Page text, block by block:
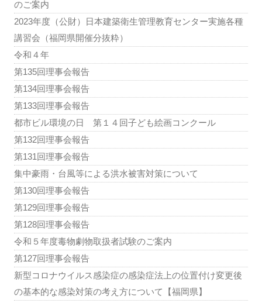
のご案内
2023年度（公財）日本建築衛生管理教育センター実施各種
講習会（福岡県開催分抜粋）
令和４年
第135回理事会報告
第134回理事会報告
第133回理事会報告
都市ビル環境の日 第１４回子ども絵画コンクール
第132回理事会報告
第131回理事会報告
集中豪雨・台風等による洪水被害対策について
第130回理事会報告
第129回理事会報告
第128回理事会報告
令和５年度毒物劇物取扱者試験のご案内
第127回理事会報告
新型コロナウイルス感染症の感染症法上の位置付け変更後
の基本的な感染対策の考え方について【福岡県】